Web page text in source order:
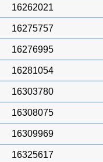
16262021
16275757
16276995
16281054
16303780
16308075
16309969
16325617